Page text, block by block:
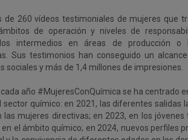
de 260 vídeos testimoniales de mujeres que
de operación y niveles de
intermedios en áreas de producción o
Sus testimonios han conseguido un
sociales y más de 1,4 millones de impresiones.
año #MujeresConQuímica se ha centrado
químico: en 2021, las diferentes salidas
las mujeres directivas; en 2023, en los jóvenes
el ámbito químico; en 2024, nuevos perfiles